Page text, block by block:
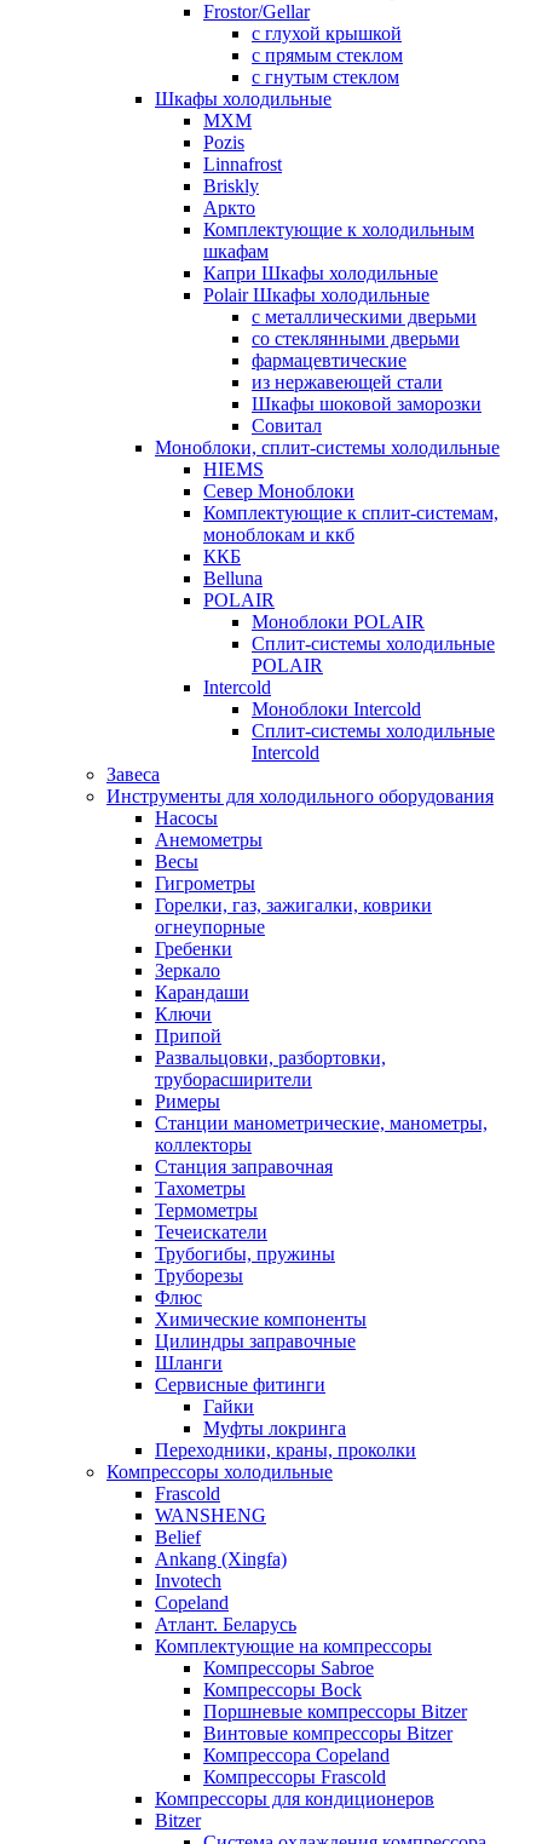
Frostor/Gellar
с глухой крышкой
с прямым стеклом
с гнутым стеклом
Шкафы холодильные
МХМ
Pozis
Linnafrost
Briskly
Аркто
Комплектующие к холодильным
шкафам
Капри Шкафы холодильные
Polair Шкафы холодильные
с металлическими дверьми
со стеклянными дверьми
фармацевтические
из нержавеющей стали
Шкафы шоковой заморозки
Совитал
Моноблоки, сплит-системы холодильные
HIEMS
Север Моноблоки
Комплектующие к сплит-системам,
моноблокам и ккб
ККБ
Belluna
POLAIR
Моноблоки POLAIR
Сплит-системы холодильные
POLAIR
Intercold
Моноблоки Intercold
Сплит-системы холодильные
Intercold
Завеса
Инструменты для холодильного оборудования
Насосы
Анемометры
Весы
Гигрометры
Горелки, газ, зажигалки, коврики
огнеупорные
Гребенки
Зеркало
Карандаши
Ключи
Припой
Развальцовки, разбортовки,
труборасширители
Римеры
Станции манометрические, манометры,
коллекторы
Станция заправочная
Тахометры
Термометры
Течеискатели
Трубогибы, пружины
Труборезы
Флюс
Химические компоненты
Цилиндры заправочные
Шланги
Сервисные фитинги
Гайки
Муфты локринга
Переходники, краны, проколки
Компрессоры холодильные
Frascold
WANSHENG
Belief
Ankang (Xingfa)
Invotech
Copeland
Атлант. Беларусь
Комплектующие на компрессоры
Компрессоры Sabroe
Компрессоры Bock
Поршневые компрессоры Bitzer
Винтовые компрессоры Bitzer
Компрессора Copeland
Компрессоры Frascold
Компрессоры для кондиционеров
Bitzer